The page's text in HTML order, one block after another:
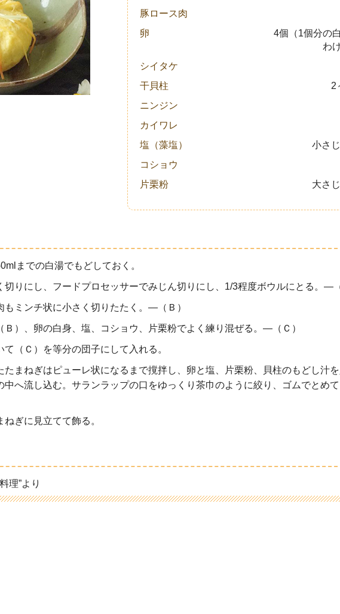
豚ロース肉
卵
4個（1個分の
わ
シイタケ
干貝柱
2
ニンジン
カイワレ
塩（藻塩）
小さ
コショウ
片栗粉
大さ
までの白湯でもどしておく。
切りにし、フードプロセッサーでみじん切りにし、1/3程度ボウルにとる。―
もミンチ状に小さく切りたたく。―（Ｂ）
Ｂ）、卵の白身、塩、コショウ、片栗粉でよく練り混ぜる。―（Ｃ）
（Ｃ）を等分の団子にして入れる。
たまねぎはピューレ状になるまで撹拌し、卵と塩、片栗粉、貝柱のもどし汁
中へ流し込む。サランラップの口をゆっくり茶巾のように絞り、ゴムでとめ
ぎに見立てて飾る。
理”より